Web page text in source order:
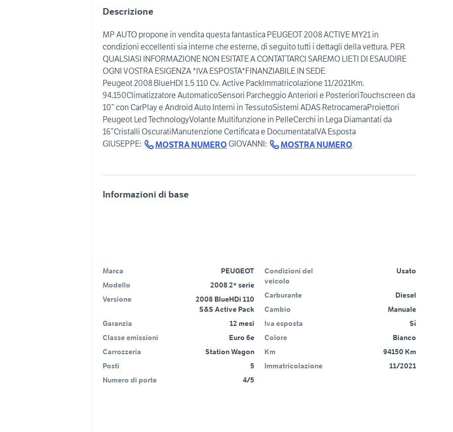
Descrizione
MP AUTO propone in vendita questa fantastica PEUGEOT 2008 ACTIVE MY21 in
condizioni eccellenti sia interne che esterne, di seguito tutti i dettagli della vettura. PER
QUALSIASI INFORMAZIONE NON ESITATE A CONTATTARCI SAREMO LIETI DI ESAUDIRE
OGNI VOSTRA ESIGENZA *IVA ESPOSTA*FINANZIABILE IN SEDE
Peugeot 2008 BlueHDI 1.5 110 Cv. Active PackImmatricolazione 11/2021Km.
94.150Climatizzatore AutomaticoSensori Parcheggio Anteriori e PosterioriTouchscreen da
10” con CarPlay e Android Auto Interni in TessutoSistemi ADAS RetrocameraProiettori
Peugeot Led TechnologyVolante Multifunzione in PelleCerchi in Lega Diamantati da
16”Cristalli OscuratiManutenzione Certificata e DocumentataIVA Esposta
GIUSEPPE:
MOSTRA NUMERO GIOVANNI: MOSTRA NUMERO
Informazioni di base
Marca
PEUGEOT
Modello
2008 2ª serie
Versione
2008 BlueHDi 110
S&S Active Pack
Garanzia
12 mesi
Classe emissioni
Euro 6e
Carrozzeria
Station Wagon
Posti
5
Numero di porte
4/5
Condizioni del
veicolo
Usato
Carburante
Diesel
Cambio
Manuale
Iva esposta
Sì
Colore
Bianco
Km
94150 Km
Immatricolazione
11/2021